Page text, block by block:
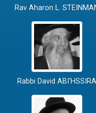
Rav Aharon L.
Rabbi David ABI'HSSIRA